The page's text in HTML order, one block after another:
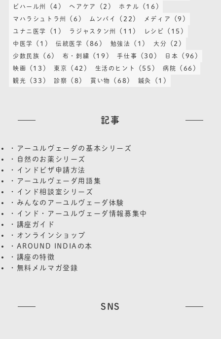
ビハール州 (4) ヘアケア (2) ホテル (16)
マハラシュトラ州 (6) ムンバイ (22) メディア (9)
ユナニ医学 (1) ラジャスタン州 (11) レシピ (15)
中医学 (1) 伝統医学 (86) 勉強法 (1) 大分 (2)
少数民族 (6) 布・刺繍 (19) 手仕事 (30) 日本 (96)
映画 (13) 東京 (42) 生活のヒント (55) 病院 (66)
観光 (33) 診察 (8) 買い物 (68) 鍼灸 (1)
記事
・アーユルヴェーダの基本シリーズ
・自然のお薬シリーズ
・インドビザ申請方法
・アーユルヴェーダ用語集
・インド相談室シリーズ
・みんなのアーユルヴェーダ体験
・インド・アーユルヴェーダ情報募集中
・講座ガイド
・オンラインショップ
・AROUND INDIAの本
・講座の特徴
・無料メルマガ登録
SNS